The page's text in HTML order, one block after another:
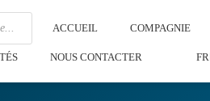
ACCUEIL COMPAGNIE
NOUS CONTACTER FR